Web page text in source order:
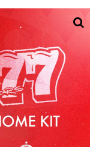
קרדיט: הפועל